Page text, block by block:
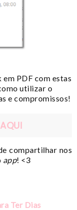
PDF com estas
utilizar o
e compromissos!
compartilhar nos
app! <3
Ter Dias